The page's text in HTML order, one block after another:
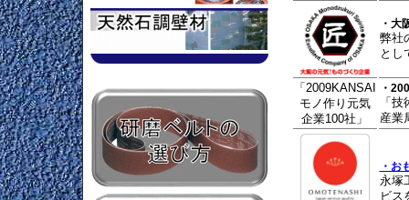
・大
弊社
とし
「2009KANSAI
モノ作り元気
企業100社」
・
「
産業
・お
永塚
ビス